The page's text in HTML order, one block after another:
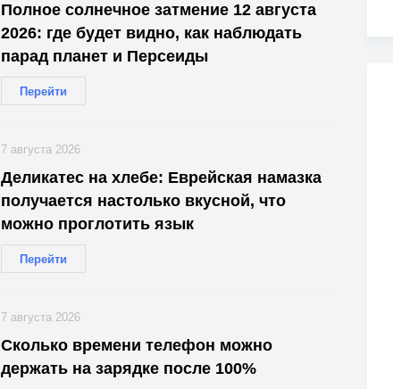
Полное солнечное затмение 12 августа
2026: где будет видно, как наблюдать
парад планет и Персеиды
Перейти
Деликатес на хлебе: Еврейская намазка
получается настолько вкусной, что
можно проглотить язык
Перейти
7 августа 2026
Сколько времени телефон можно
держать на зарядке после 100%
7 августа 2026